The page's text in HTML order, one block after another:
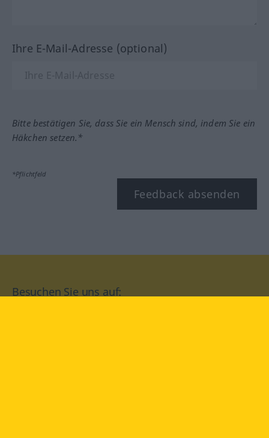
Ihre E-Mail-Adresse (optional)
Bitte bestätigen Sie, dass Sie ein Mensch sind, indem Sie ein
Häkchen setzen.*
*Pflichtfeld
Feedback absenden
Besuchen Sie uns auf: